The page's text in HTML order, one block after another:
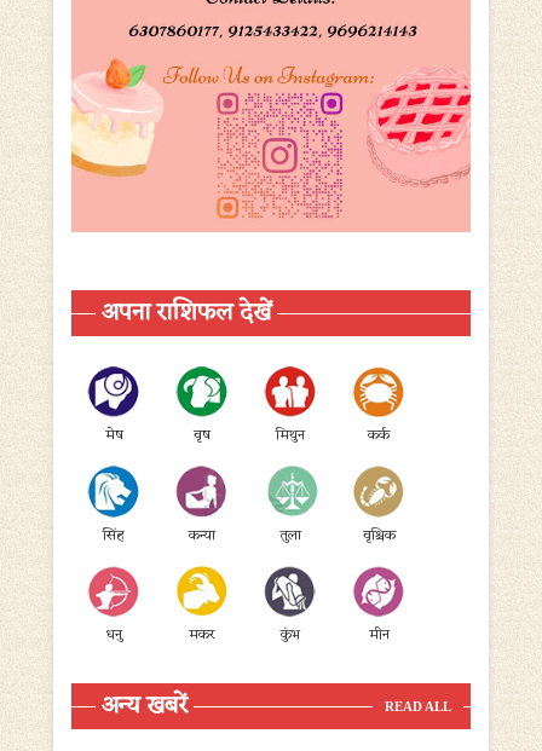
अपना राशिफल देखें
मेष वृष मिथुन कर्क
सिंह कन्या तुला वृश्चिक
धनु मकर कुंभ मीन
अन्य खबरें READ ALL